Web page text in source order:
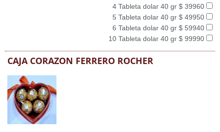
4 Tableta dolar 40 gr $ 39960
5 Tableta dolar 40 gr $ 49950
6 Tableta dolar 40 gr $ 59940
10 Tableta dolar 40 gr $ 99990
CAJA CORAZON FERRERO ROCHER